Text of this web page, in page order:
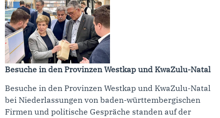
Besuche in den Provinzen Westkap und KwaZulu-Natal
Besuche in den Provinzen Westkap und KwaZulu-Natal
bei Niederlassungen von baden-württembergischen
Firmen und politische Gespräche standen auf der